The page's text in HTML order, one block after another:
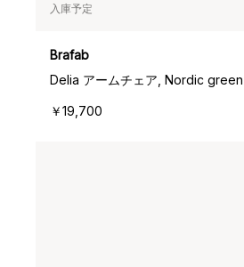
入庫予定
Brafab
Delia アームチェア, Nordic green
￥19,700